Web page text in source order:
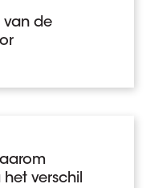
van de
verschil